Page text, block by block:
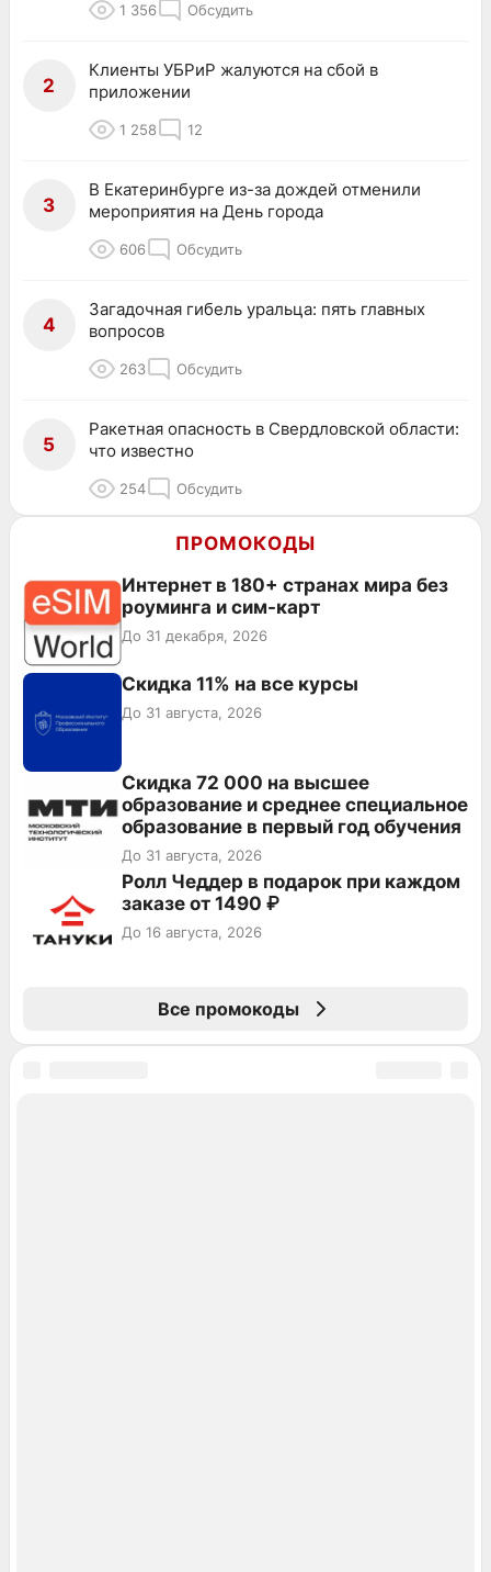
1 356 Обсудить
2
Клиенты УБРиР жалуются на сбой в
приложении
1 258 12
3
В Екатеринбурге из-за дождей отменили
мероприятия на День города
606 Обсудить
4
Загадочная гибель уральца: пять главных
вопросов
263 Обсудить
5
Ракетная опасность в Свердловской области:
что известно
254 Обсудить
ПРОМОКОДЫ
Интернет в 180+ странах мира без
роуминга и сим-карт
До 31 декабря, 2026
Скидка 11% на все курсы
До 31 августа, 2026
Скидка 72 000 на высшее
образование и среднее специальное
образование в первый год обучения
До 31 августа, 2026
Ролл Чеддер в подарок при каждом
заказе от 1490 ₽
До 16 августа, 2026
Все промокоды